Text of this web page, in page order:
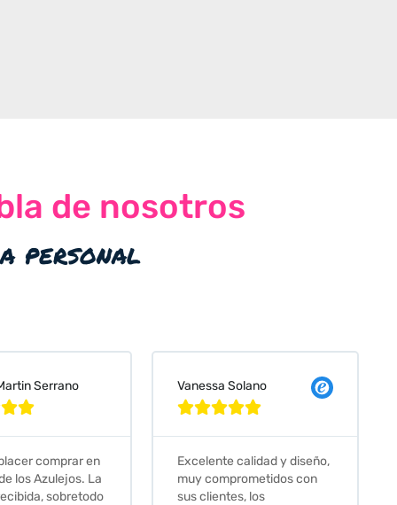
de nosotros
personal

calidad y diseño,
con
los
Judit Bonet Pardell

Que decir, si teneis que
comprar alguna baldosa
este és el sitio indicado! Yo